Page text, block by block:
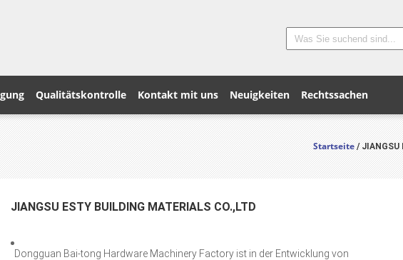
Qualitätskontrolle Kontakt mit uns Neuigkeiten Rechtssachen
Startseite / JIANGSU
JIANGSU ESTY BUILDING MATERIALS CO.,LTD
Dongguan Bai-tong Hardware Machinery Factory ist in der Entwicklung von